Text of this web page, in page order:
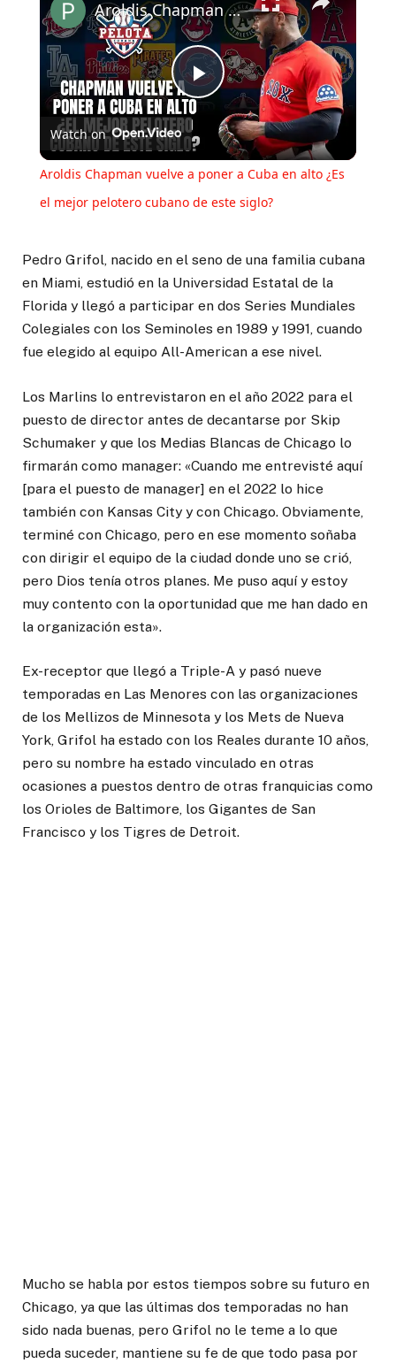
Play
Video
Aroldis Chapman vuelve a poner a Cuba en alto ¿Es el mejor pelotero cubano de este siglo?
Watch on
Aroldis Chapman vuelve a poner a Cuba en alto ¿Es
el mejor pelotero cubano de este siglo?
Pedro Grifol, nacido en el seno de una familia cubana
en Miami, estudió en la Universidad Estatal de la
Florida y llegó a participar en dos Series Mundiales
Colegiales con los Seminoles en 1989 y 1991, cuando
fue elegido al equipo All-American a ese nivel.
Los Marlins lo entrevistaron en el año 2022 para el
puesto de director antes de decantarse por Skip
Schumaker y que los Medias Blancas de Chicago lo
firmarán como manager: «Cuando me entrevisté aquí
[para el puesto de manager] en el 2022 lo hice
también con Kansas City y con Chicago. Obviamente,
terminé con Chicago, pero en ese momento soñaba
con dirigir el equipo de la ciudad donde uno se crió,
pero Dios tenía otros planes. Me puso aquí y estoy
muy contento con la oportunidad que me han dado en
la organización esta».
Ex-receptor que llegó a Triple-A y pasó nueve
temporadas en Las Menores con las organizaciones
de los Mellizos de Minnesota y los Mets de Nueva
York, Grifol ha estado con los Reales durante 10 años,
pero su nombre ha estado vinculado en otras
ocasiones a puestos dentro de otras franquicias como
los Orioles de Baltimore, los Gigantes de San
Francisco y los Tigres de Detroit.
Mucho se habla por estos tiempos sobre su futuro en
Chicago, ya que las últimas dos temporadas no han
sido nada buenas, pero Grifol no le teme a lo que
pueda suceder, mantiene su fe de que todo pasa por